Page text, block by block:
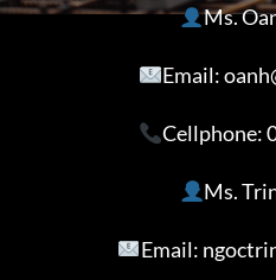
Ms.
Email:
Cellphone:
Ms.
Email: